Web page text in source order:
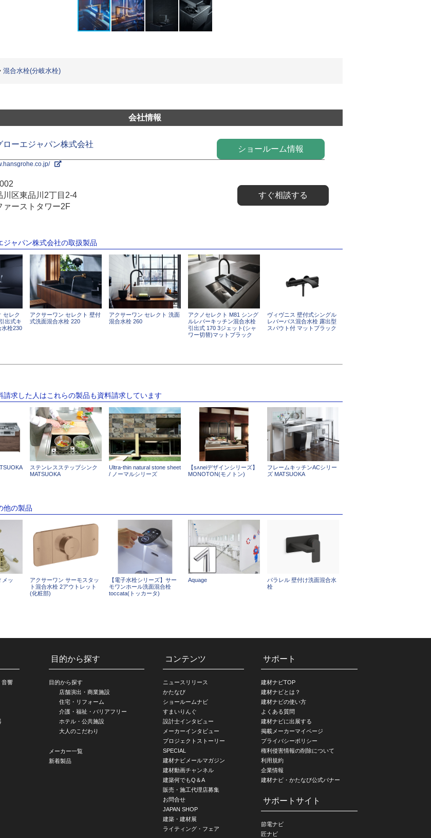
混合水栓(分岐水栓)
会社情報
ローエジャパン株式会社
ショールーム情報
川区東品川2丁目2-4
ァーストタワー2F
すぐ相談する
ジャパン株式会社の取扱製品
セレク
出式キ
水栓230
アクサーワン セレクト 壁付
式洗面混合水栓 220
アクサーワン セレクト 洗面
混合水栓 260
アクノセレクト M81 シング
ルレバーキッチン混合水栓
引出式 170 3ジェット(シャ
ワー切替)マットブラック
ヴィヴニス 壁付式シングル
レバーバス混合水栓 露出型
スパウト付 マットブラック
請求した人はこれらの製品も資料請求しています
ステンレスステップシンク
MATSUOKA
Ultra-thin natural stone sheet
/ ノーマルシリーズ
【sʌneiデザインシリーズ】
MONOTON(モノトン)
フレームキッチンACシリー
ズ MATSUOKA
他の製品
メッ
アクサーワン サーモスタッ
ト混合水栓 2アウトレット
(化粧部)
【電子水栓シリーズ】サー
モワンホール洗面混合栓
toccata(トッカータ)
Aquage
パラレル 壁付け洗面混合水
栓
音響
目的から探す
目的から探す
店舗演出・商業施設
住宅・リフォーム
介護・福祉・バリアフリー
ホテル・公共施設
大人のこだわり
メーカー一覧
新着製品
コンテンツ
ニュースリリース
かたなび
ショールームナビ
すまいりんぐ
設計士インタビュー
メーカーインタビュー
プロジェクトストーリー
SPECIAL
建材ナビメールマガジン
建材動画チャンネル
建築何でもQ＆A
販売・施工代理店募集
お問合せ
JAPAN SHOP
建築・建材展
ライティング・フェア
サポート
建材ナビTOP
建材ナビとは？
建材ナビの使い方
よくある質問
建材ナビに出展する
掲載メーカーマイページ
プライバシーポリシー
権利侵害情報の削除について
利用規約
企業情報
建材ナビ・かたなび公式バナー
サポートサイト
節電ナビ
匠ナビ